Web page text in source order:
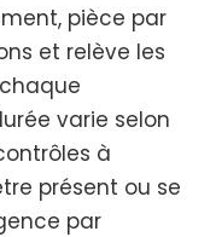
pièce par
et relève les
varie selon
à
présent ou se
par